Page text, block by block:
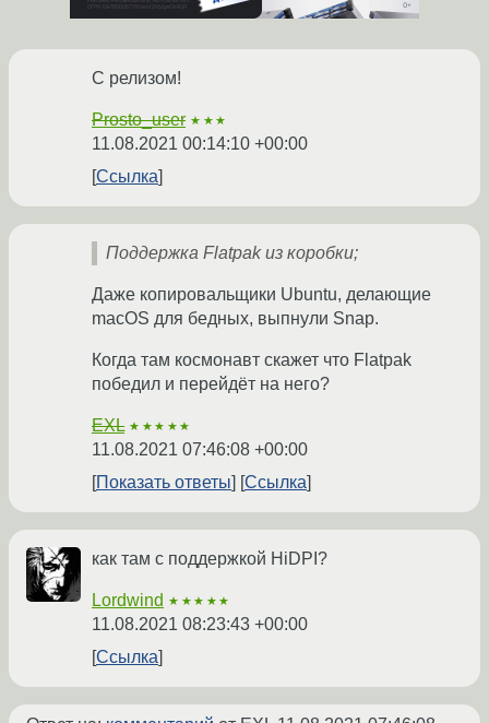
С релизом!
Prosto_user ★★★
11.08.2021 00:14:10 +00:00
Ссылка
Поддержка Flatpak из коробки;
Даже копировальщики Ubuntu, делающие
macOS для бедных, выпнули Snap.
Когда там космонавт скажет что Flatpak
победил и перейдёт на него?
EXL ★★★★★
11.08.2021 07:46:08 +00:00
Показать ответы
Ссылка
как там с поддержкой HiDPI?
Lordwind ★★★★★
11.08.2021 08:23:43 +00:00
Ссылка